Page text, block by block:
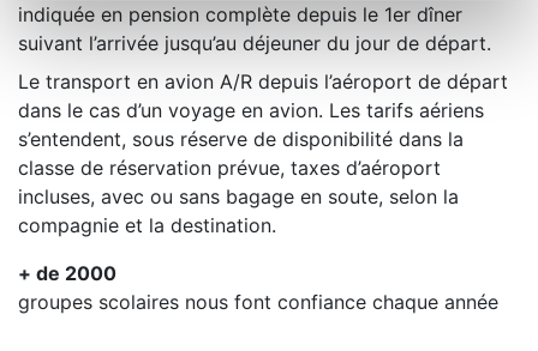
indiquée en pension complète depuis le 1er dîner
suivant l’arrivée jusqu’au déjeuner du jour de départ.
Le transport en avion A/R depuis l’aéroport de départ
dans le cas d’un voyage en avion. Les tarifs aériens
s’entendent, sous réserve de disponibilité dans la
classe de réservation prévue, taxes d’aéroport
incluses, avec ou sans bagage en soute, selon la
compagnie et la destination.
+ de 2000
groupes scolaires nous font confiance chaque année